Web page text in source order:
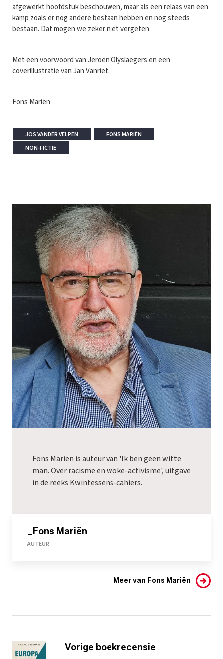
afgewerkt hoofdstuk beschouwen, maar als een relaas van een
kamp zoals er nog andere bestaan hebben en nog steeds
bestaan. Dat mogen we zeker niet vergeten.
Met een voorwoord van Jeroen Olyslaegers en een
coverillustratie van Jan Vanriet.
Fons Mariën
JOS VANDER VELPEN
FONS MARIËN
NON-FICTIE
Fons Mariën is auteur van 'Ik ben geen witte
man. Over racisme en woke-activisme', uitgave
in de reeks Kwintessens-cahiers.
_Fons Mariën
AUTEUR
Meer van Fons Mariën
Vorige boekrecensie